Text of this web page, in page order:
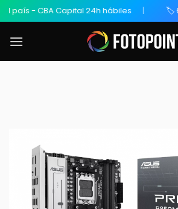
- CBA Capital 24h hábiles 🏷️ 6